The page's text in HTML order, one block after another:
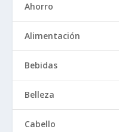
Ahorro
Alimentación
Bebidas
Belleza
Cabello